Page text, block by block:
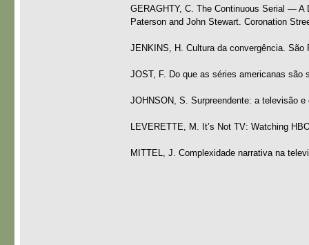
GERAGHTY, C. The Continuous Serial — A
Paterson and John Stewart. Coronation
JENKINS, H. Cultura da convergência. São
JOST, F. Do que as séries americanas são
JOHNSON, S. Surpreendente: a televisão
LEVERETTE, M. It’s Not TV: Watching
MITTEL, J. Complexidade narrativa na